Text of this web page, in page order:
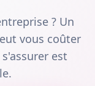
? Un
vous coûter
est